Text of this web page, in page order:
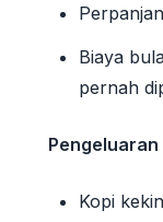
Biaya
pernah
Kopi